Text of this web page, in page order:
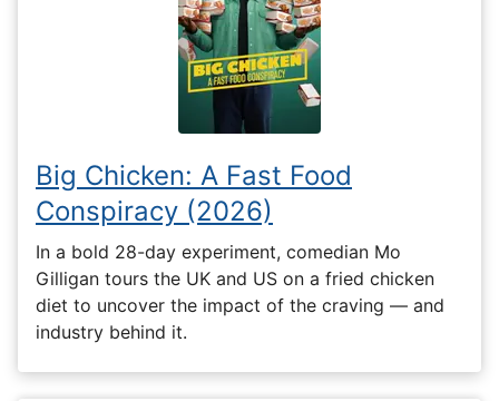
Big Chicken: A Fast Food
Conspiracy (2026)
In a bold 28-day experiment, comedian Mo
Gilligan tours the UK and US on a fried chicken
diet to uncover the impact of the craving — and
industry behind it.